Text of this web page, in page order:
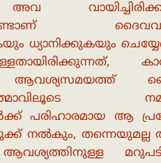
ധ്യാനിക്കുകയും
ആവശ്യസമയത്ത്
പരിഹാരമായ ആ
നൽകും,